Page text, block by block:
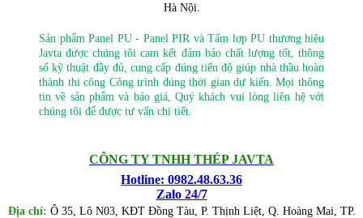
Hà Nội.
Sản phẩm Panel PU - Panel PIR và Tấm lợp PU thương hiệu
Javta được chúng tôi cam kết đảm bảo chất lượng tốt, thông
số kỹ thuật đầy đủ, cung cấp đúng tiến độ giúp nhà thầu hoàn
thành thi công Công trình đúng thời gian dự kiến. Mọi thông
tin về sản phẩm và báo giá, Quý khách vui lòng liên hệ với
chúng tôi để được tư vấn chi tiết.
CÔNG TY TNHH THÉP JAVTA
Hotline: 0982.48.63.36
Zalo 24/7
Địa chỉ: Ô 35, Lô N03, KĐT Đồng Tàu, P. Thịnh Liệt, Q. Hoàng Mai, TP.